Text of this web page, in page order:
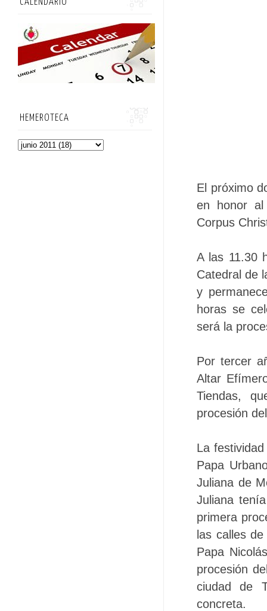
El próximo
en honor al
Corpus
A las 11.30
Catedral de
y
horas se
será la
Por tercer
Altar
Tiendas,
procesión
La
Papa
Juliana de
Juliana
primera
las calles
Papa
procesión
ciudad de
concreta.
CALENDARIO
HEMEROTECA